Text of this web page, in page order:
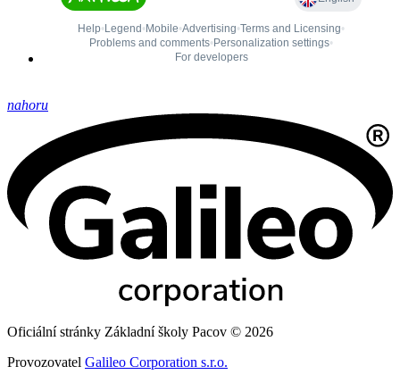
nahoru
Oficiální stránky Základní školy Pacov © 2026
Provozovatel Galileo Corporation s.r.o.